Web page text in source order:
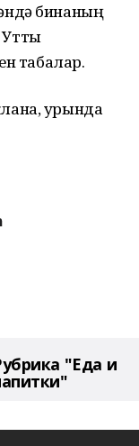
бинаның
Утты
табалар.
урында
"Еда и